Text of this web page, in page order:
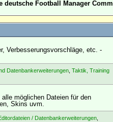
Football Manager
Verbesserungsvorschläge, etc. -
Datenbankerweiterungen ,Taktik, Training
möglichen Dateien für den
Skins uvm.
/ Datenbankerweiterungen